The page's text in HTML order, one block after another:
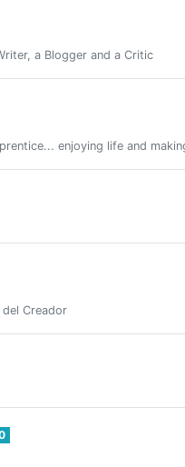
a Blogger and a Critic
enjoying life and
Creador